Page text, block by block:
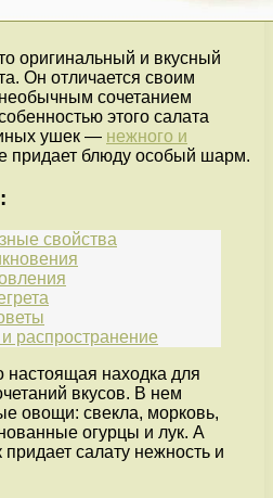
оригинальный и вкусный
Он отличается своим
сочетанием
этого салата
ушек — нежного и
придает блюду особый шарм.
свойства
распространение
находка для
вкусов. В нем
овощи: свекла, морковь,
огурцы и лук. А
салату нежность и